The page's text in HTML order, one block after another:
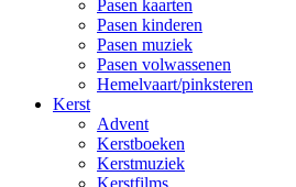
Pasen kaarten
Pasen kinderen
Pasen muziek
Pasen volwassenen
Hemelvaart/pinksteren
Kerst
Advent
Kerstboeken
Kerstmuziek
Kerstfilms